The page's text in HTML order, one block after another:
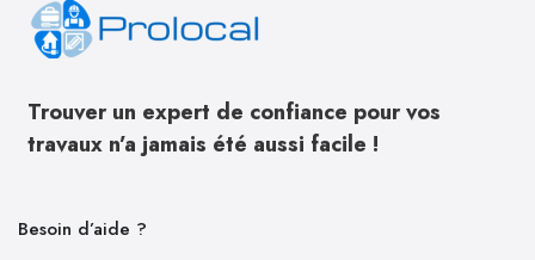
Trouver un expert de confiance pour vos
travaux n’a jamais été aussi facile !
Besoin d’aide ?